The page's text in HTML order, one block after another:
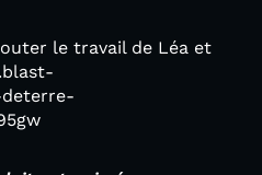
le travail de Léa et